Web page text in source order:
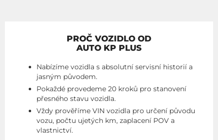
PROČ VOZIDLO OD
AUTO KP PLUS
Nabízíme vozidla s absolutní servisní historií a
jasným původem.
Pokaždé provedeme 20 kroků pro stanovení
přesného stavu vozidla.
Vždy prověříme VIN vozidla pro určení původu
vozu, počtu ujetých km, zaplacení POV a
vlastnictví.